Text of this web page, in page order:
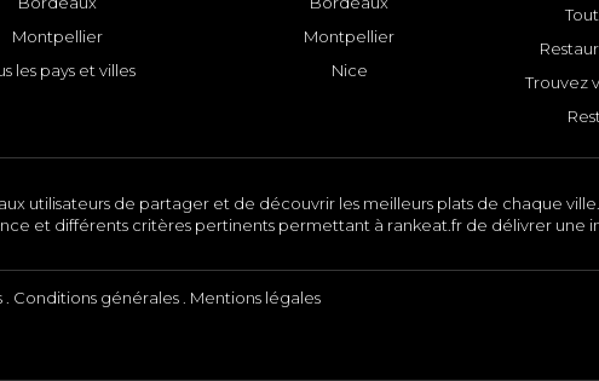
Montpellier
les pays et villes
Montpellier
Nice
Trouvez
utilisateurs de partager et de découvrir les meilleurs plats de chaque
et différents critères pertinents permettant à rankeat.fr de délivrer une
Conditions générales
Mentions légales